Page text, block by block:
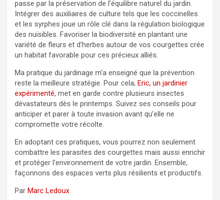
passe par la préservation de l’équilibre naturel du jardin.
Intégrer des auxiliaires de culture tels que les coccinelles
et les syrphes joue un rôle clé dans la régulation biologique
des nuisibles. Favoriser la biodiversité en plantant une
variété de fleurs et d’herbes autour de vos courgettes crée
un habitat favorable pour ces précieux alliés.
Ma pratique du jardinage m’a enseigné que la prévention
reste la meilleure stratégie. Pour cela, Eric, un jardinier
expérimenté, met en garde contre plusieurs insectes
dévastateurs dès le printemps. Suivez ses conseils pour
anticiper et parer à toute invasion avant qu’elle ne
compromette votre récolte.
En adoptant ces pratiques, vous pourrez non seulement
combattre les parasites des courgettes mais aussi enrichir
et protéger l’environnement de votre jardin. Ensemble,
façonnons des espaces verts plus résilients et productifs.
Par Marc Ledoux